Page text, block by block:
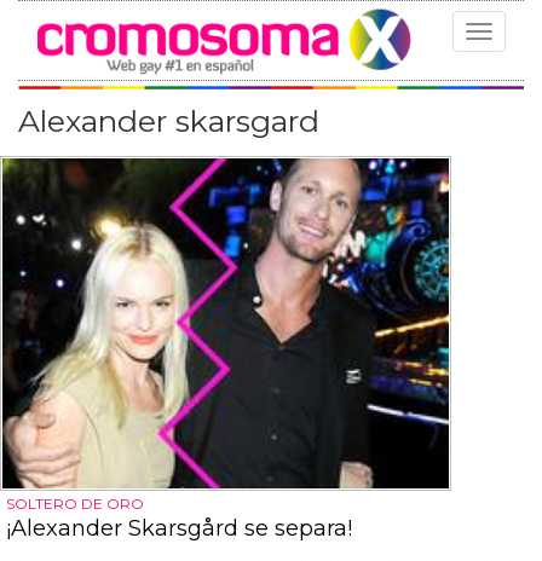
Toggle
Alexander skarsgard
SOLTERO DE ORO
¡Alexander Skarsgård se separa!